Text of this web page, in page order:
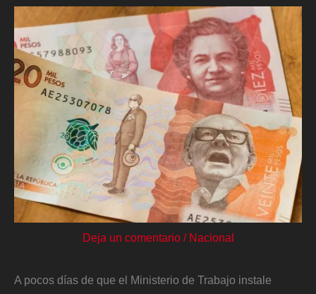
Deja un comentario / Nacional
A pocos días de que el Ministerio de Trabajo instale